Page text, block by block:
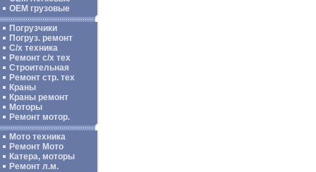
OEM грузовые
Погрузчики
Погруз. ремонт
С/х техника
Ремонт с/х тех
Строительная
Ремонт стр. тех
Краны
Краны ремонт
Моторы
Ремонт мотор.
Мото техника
Ремонт Мото
Катера, моторы
Ремонт л.м.